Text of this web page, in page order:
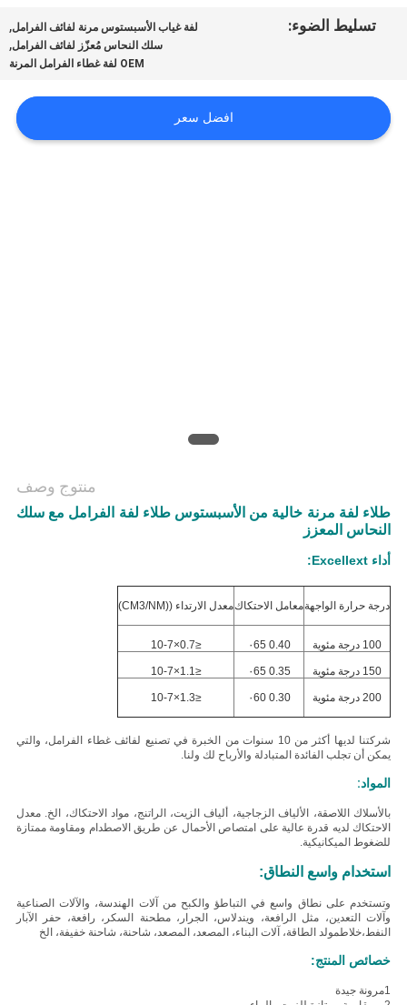
الموقع
PRIVACY
تسليط الضوء: لفة غياب الأسبستوس مرنة لفائف الفرامل,
سلك النحاس مُعزّز لفائف الفرامل,
OEM لفة غطاء الفرامل المرنة
افضل سعر
منتوج وصف
طلاء لفة مرنة خالية من الأسبستوس طلاء لفة الفرامل مع سلك
النحاس المعزز
أداء Excellext:
درجة حرارة الواجهةمعامل الاحتكاكمعدل الارتداء ((CM3/NM)
100 درجة مئوية 0.40 ٠65 ≤0.7×10-7
150 درجة مئوية 0.35 ٠65 ≤1.1×10-7
200 درجة مئوية 0.30 ٠60 ≤1.3×10-7
شركتنا لديها أكثر من 10 سنوات من الخبرة في تصنيع لفائف غطاء الفرامل، والتي
يمكن أن تجلب الفائدة المتبادلة والأرباح لك ولنا.
المواد:
بالأسلاك اللاصقة، الألياف الزجاجية، ألياف الزيت، الراتنج، مواد الاحتكاك، الخ. معدل
الاحتكاك لديه قدرة عالية على امتصاص الأحمال عن طريق الاصطدام ومقاومة ممتازة
للضغوط الميكانيكية.
استخدام واسع النطاق:
وتستخدم على نطاق واسع في التباطؤ والكبح من آلات الهندسة، والآلات الصناعية
وآلات التعدين، مثل الرافعة، ويندلاس، الجرار، مطحنة السكر، رافعة، حفر الآبار
النفط،خلاطمولد الطاقة، آلات البناء، المصعد، المصعد، شاحنة، شاحنة خفيفة، الخ
خصائص المنتج:
1مرونة جيدة